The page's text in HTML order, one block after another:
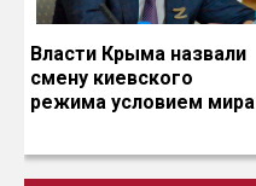
Власти Крыма назвали
смену киевского
режима условием мира